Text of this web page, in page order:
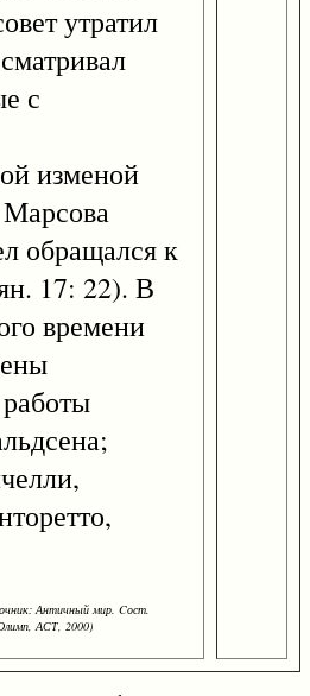
утратил
с
изменой
обращался к
17: 22). В
времени
Античный мир. Cост.
АСТ, 2000)